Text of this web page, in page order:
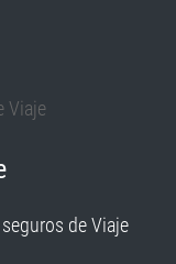
de Viaje